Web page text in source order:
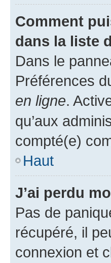
Comment
dans la liste
Dans le
Préférences
en ligne.
qu’aux
compté(e)
Haut
J’ai perdu
Pas de
récupéré, il
connexion et